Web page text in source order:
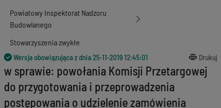
Powiatowy Inspektorat Nadzoru
Budowlanego
Stowarzyszenia zwykłe
Wersja obowiązująca z dnia25-11-2019 12:45:01 Drukuj
w sprawie: powołania Komisji Przetargowej
do przygotowania i przeprowadzenia
postępowania o udzielenie zamówienia